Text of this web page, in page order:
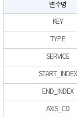
변수명
KEY
TYPE
SERVICE
START_INDEX
END_INDEX
AXIS_CD